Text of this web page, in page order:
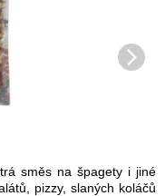
směs na špagety i jiné
pizzy, slaných koláčů